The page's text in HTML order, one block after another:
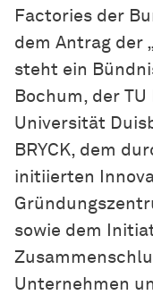
Factories der
dem Antrag der
steht ein
Bochum, der
Universität
BRYCK, dem
initiierten
sowie dem
Unternehmen